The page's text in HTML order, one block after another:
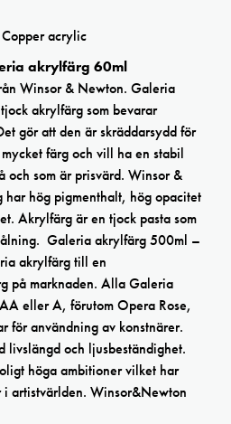
acrylic
akrylfärg 60ml
Winsor & Newton. Galeria
akrylfärg som bevarar
gör att den är skräddarsydd för
färg och vill ha en stabil
och som är prisvärd. Winsor &
hög pigmenthalt, hög opacitet
Akrylfärg är en tjock pasta som
Galeria akrylfärg 500ml –
akrylfärg till en
på marknaden. Alla Galeria
eller A, förutom Opera Rose,
för användning av konstnärer.
livslängd och ljusbeständighet.
höga ambitioner vilket har
artistvärlden. Winsor&Newton